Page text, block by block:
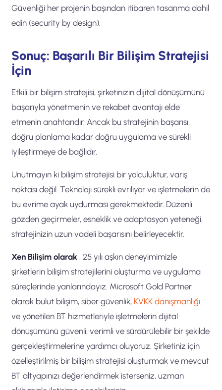
Güvenliği her projenin başından itibaren tasarıma dahil
edin (security by design).
Sonuç: Başarılı Bir Bilişim Stratejisi
İçin
Etkili bir bilişim stratejisi, şirketinizin dijital dönüşümünü
başarıyla yönetmenin ve rekabet avantajı elde
etmenin anahtarıdır. Ancak bu stratejinin başarısı,
doğru planlama kadar doğru uygulama ve sürekli
iyileştirmeye de bağlıdır.
Unutmayın ki bilişim stratejisi bir yolculuktur, varış
noktası değil. Teknoloji sürekli evriliyor ve işletmelerin de
bu evrime ayak uydurması gerekmektedir. Düzenli
gözden geçirmeler, esneklik ve adaptasyon yeteneği,
stratejinizin uzun vadeli başarısını belirleyecektir.
Xen Bilişim olarak , 25 yılı aşkın deneyimimizle
şirketlerin bilişim stratejilerini oluşturma ve uygulama
süreçlerinde yanlarındayız. Microsoft Gold Partner
olarak bulut bilişim, siber güvenlik, KVKK danışmanlığı
ve yönetilen BT hizmetleriyle işletmelerin dijital
dönüşümünü güvenli, verimli ve sürdürülebilir bir şekilde
gerçekleştirmelerine yardımcı oluyoruz. Şirketiniz için
özelleştirilmiş bir bilişim stratejisi oluşturmak ve mevcut
BT altyapınızı değerlendirmek isterseniz, uzman